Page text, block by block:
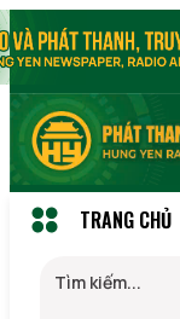
TRANG CHỦ